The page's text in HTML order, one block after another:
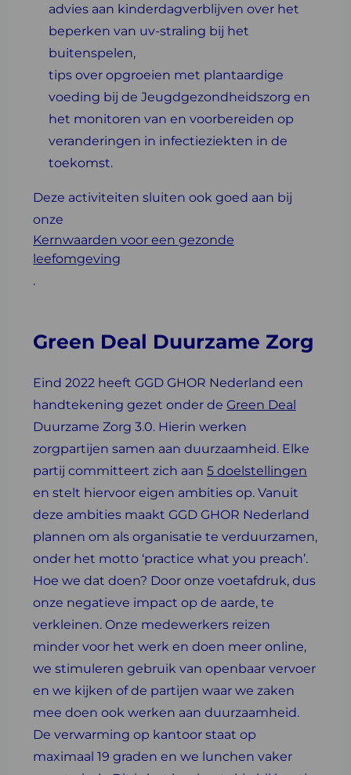
advies aan kinderdagverblijven over het
beperken van uv-straling bij het
buitenspelen,
tips over opgroeien met plantaardige
voeding bij de Jeugdgezondheidszorg en
het monitoren van en voorbereiden op
veranderingen in infectieziekten in de
toekomst.
Deze activiteiten sluiten ook goed aan bij
onze
Kernwaarden voor een gezonde
leefomgeving
.
Green Deal Duurzame Zorg
Eind 2022 heeft GGD GHOR Nederland een
handtekening gezet onder de Green Deal
Duurzame Zorg 3.0. Hierin werken
zorgpartijen samen aan duurzaamheid. Elke
partij committeert zich aan 5 doelstellingen
en stelt hiervoor eigen ambities op. Vanuit
deze ambities maakt GGD GHOR Nederland
plannen om als organisatie te verduurzamen,
onder het motto ‘practice what you preach’.
Hoe we dat doen? Door onze voetafdruk, dus
onze negatieve impact op de aarde, te
verkleinen. Onze medewerkers reizen
minder voor het werk en doen meer online,
we stimuleren gebruik van openbaar vervoer
en we kijken of de partijen waar we zaken
mee doen ook werken aan duurzaamheid.
De verwarming op kantoor staat op
maximaal 19 graden en we lunchen vaker